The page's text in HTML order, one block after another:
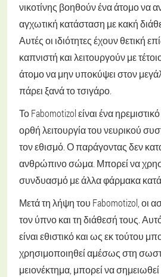
νικοτίνης βοηθούν ένα άτομο να
αγχωτική κατάσταση με κακή
Αυτές οι ιδιότητες έχουν θετική
καπνιστή και λειτουργούν με
άτομο να μην υποκύψει στον
πάρει ξανά το τσιγάρο.
Το Fabomotizol είναι ένα
ορθή λειτουργία του νευρικού
τον εθισμό. Ο παράγοντας δεν
ανθρώπινο σώμα. Μπορεί να
συνδυασμό με άλλα φάρμακα
Μετά τη λήψη του Fabomotizol, οι
τον ύπνο και τη διάθεσή τους.
είναι εθιστικό και ως εκ τούτου
χρησιμοποιηθεί αμέσως στη
μειονέκτημα, μπορεί να